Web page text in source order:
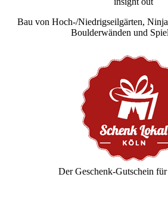
Bau von Hoch-/Niedrigseilgärten,
Boulderwänden und
Der Geschenk-Gutschein